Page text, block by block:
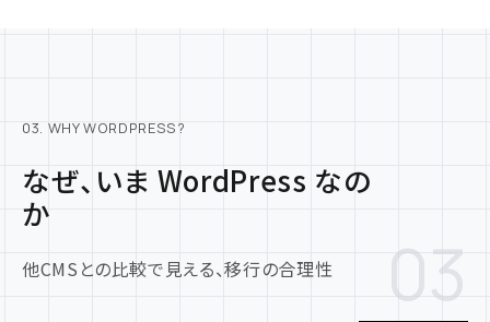
03. WHY WORDPRESS?
なぜ、いま WordPress なの
か
他CMSとの比較で見える、移行の合理性 03